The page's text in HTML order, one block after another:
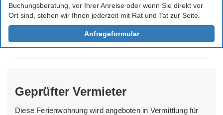
Buchungsberatung, vor Ihrer Anreise oder wenn Sie direkt vor
Ort sind, stehen wir Ihnen jederzeit mit Rat und Tat zur Seite.
Anfrageformular
Geprüfter Vermieter
Diese Ferienwohnung wird angeboten in Vermittlung für